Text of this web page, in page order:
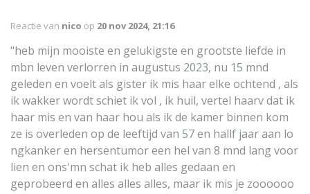
Reactie van nico op 20 nov 2024, 21:16
"heb mijn mooiste en gelukigste en grootste liefde in
mbn leven verlorren in augustus 2023, nu 15 mnd
geleden en voelt als gister ik mis haar elke ochtend , als
ik wakker wordt schiet ik vol , ik huil, vertel haarv dat ik
haar mis en van haar hou als ik de kamer binnen kom
ze is overleden op de leeftijd van 57 en hallf jaar aan lo
ngkanker en hersentumor een hel van 8 mnd lang voor
lien en ons'mn schat ik heb alles gedaan en
geprobeerd en alles alles alles, maar ik mis je zoooooo